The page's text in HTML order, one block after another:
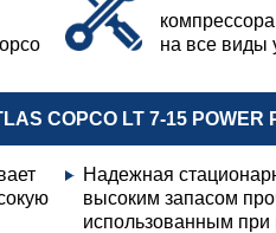
компрессора
на все виды
COPCO LT 7-15 POWER
Надежная
высоким запасом
использованным при